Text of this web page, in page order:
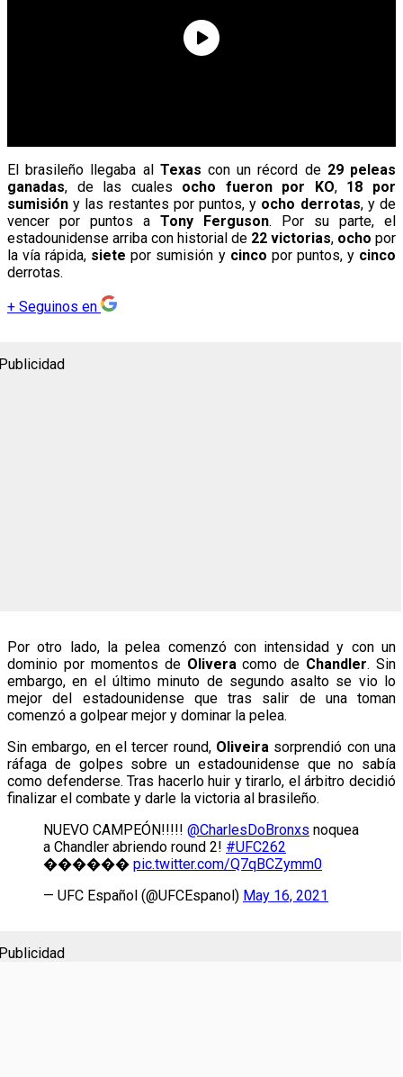
El brasileño llegaba al Texas con un récord de 29 peleas
ganadas, de las cuales ocho fueron por KO, 18 por
sumisión y las restantes por puntos, y ocho derrotas, y de
vencer por puntos a Tony Ferguson. Por su parte, el
estadounidense arriba con historial de 22 victorias, ocho por
la vía rápida, sietepor sumisión y cinco por puntos, y cinco
derrotas.
+ Seguinos en
Por otro lado, la pelea comenzó con intensidad y con un
dominio por momentos de Oliveracomo de Chandler. Sin
embargo, en el último minuto de segundo asalto se vio lo
mejor del estadounidense que tras salir de una toman
comenzó a golpear mejor y dominar la pelea.
Sin embargo, en el tercer round, Oliveira sorprendió con una
ráfaga de golpes sobre un estadounidense que no sabía
como defenderse. Tras hacerlo huir y tirarlo, el árbitro decidió
finalizar el combate y darle la victoria al brasileño.
NUEVO CAMPEÓN!!!!! @CharlesDoBronxs noquea
a Chandler abriendo round 2! #UFC262
������ pic.twitter.com/Q7qBCZymm0
— UFC Español (@UFCEspanol) May 16, 2021